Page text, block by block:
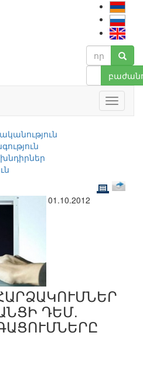
01.10.2012
ԴԵՄ.